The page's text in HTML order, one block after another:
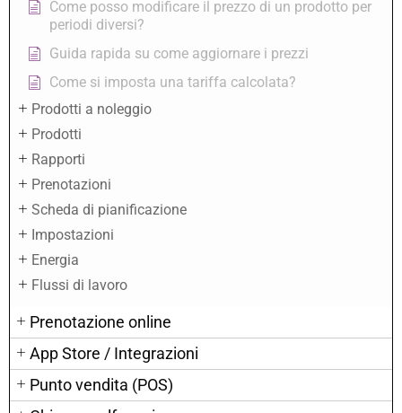
Come posso modificare il prezzo di un prodotto per
periodi diversi?
Guida rapida su come aggiornare i prezzi
Come si imposta una tariffa calcolata?
Prodotti a noleggio
Prodotti
Rapporti
Prenotazioni
Scheda di pianificazione
Impostazioni
Energia
Flussi di lavoro
Prenotazione online
App Store / Integrazioni
Punto vendita (POS)